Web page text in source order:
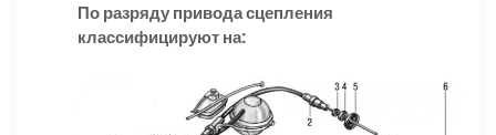
По разряду привода сцепления
классифицируют на: